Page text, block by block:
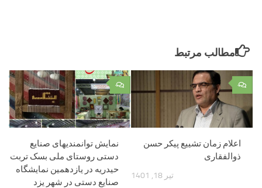
مطالب مرتبط
۰
نمایش توانمندیهای صنایع
دستی روستای ملی بسک تربت
حیدریه در یازدهمین نمایشگاه
صنایع دستی در شهر یزد
۰
اعلام زمان تشییع پیکر حسن
ذوالفقاری
تیر 18, 1401